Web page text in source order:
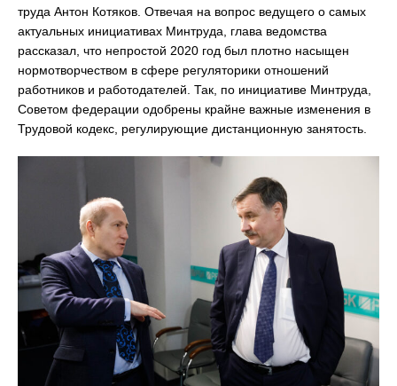
труда Антон Котяков. Отвечая на вопрос ведущего о самых
актуальных инициативах Минтруда, глава ведомства
рассказал, что непростой 2020 год был плотно насыщен
нормотворчеством в сфере регуляторики отношений
работников и работодателей. Так, по инициативе Минтруда,
Советом федерации одобрены крайне важные изменения в
Трудовой кодекс, регулирующие дистанционную занятость.